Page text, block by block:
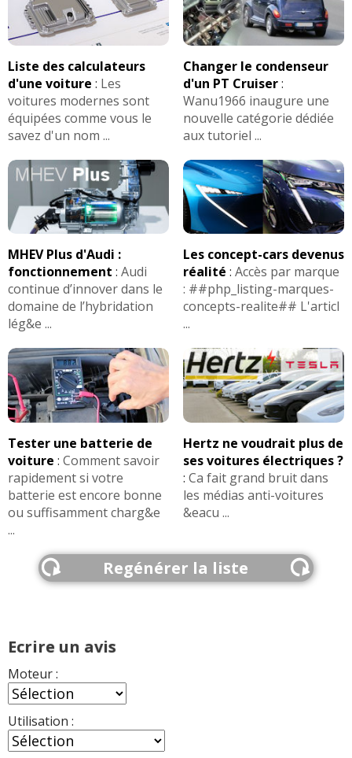
Liste des calculateurs
d'une voiture : Les
voitures modernes sont
équipées comme vous le
savez d'un nom ...
Changer le condenseur
d'un PT Cruiser:
Wanu1966 inaugure une
nouvelle catégorie dédiée
aux tutoriel ...
MHEV Plus d'Audi :
fonctionnement : Audi
continue d’innover dans le
domaine de l’hybridation
lég&e ...
Les concept-cars devenus
réalité : Accès par marque
: ##php_listing-marques-
concepts-realite## L'articl
...
Tester une batterie de
voiture : Comment savoir
rapidement si votre
batterie est encore bonne
ou suffisamment charg&e
...
Hertz ne voudrait plus de
ses voitures électriques ?
: Ca fait grand bruit dans
les médias anti-voitures
&eacu ...
Regénérer la liste
Ecrire un avis
Moteur :
Utilisation :